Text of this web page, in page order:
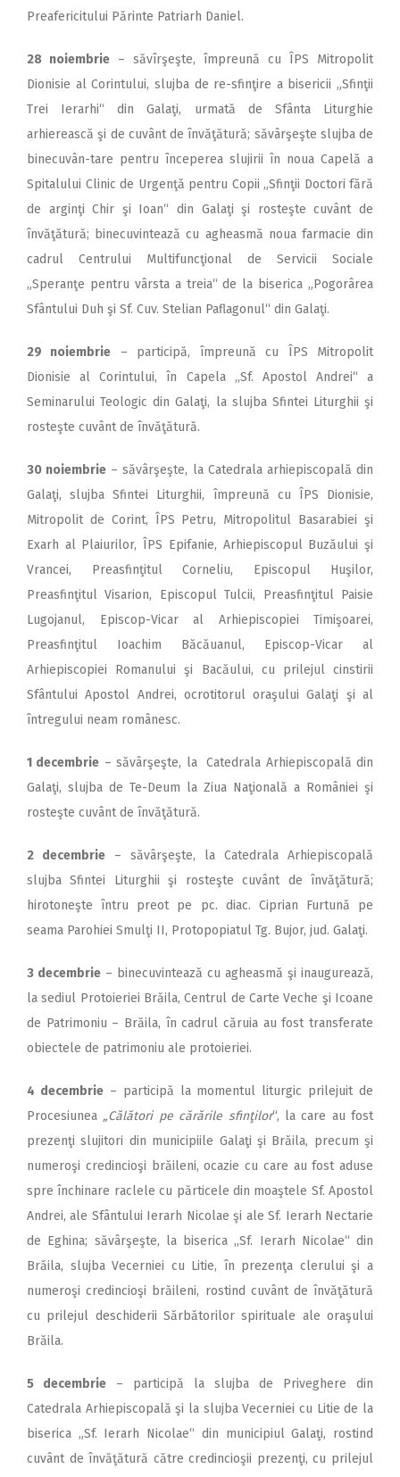
Preafericitului Părinte Patriarh Daniel.
28 noiembrie – săvîrşeşte, împreună cu ÎPS Mitropolit
Dionisie al Corintului, slujba de re-sfinţire a bisericii „Sfinţii
Trei Ierarhi“ din Galaţi, urmată de Sfânta Liturghie
arhierească şi de cuvânt de învăţătură; săvârşeşte slujba de
binecuvân-tare pentru începerea slujirii în noua Capelă a
Spitalului Clinic de Urgenţă pentru Copii „Sfinţii Doctori fără
de arginţi Chir şi Ioan“ din Galaţi şi rosteşte cuvânt de
învăţătură; binecuvintează cu agheasmă noua farmacie din
cadrul Centrului Multifuncţional de Servicii Sociale
„Speranţe pentru vârsta a treia“ de la biserica „Pogorârea
Sfântului Duh şi Sf. Cuv. Stelian Paflagonul“ din Galaţi.
29 noiembrie – participă, împreună cu ÎPS Mitropolit
Dionisie al Corintului, în Capela ,,Sf. Apostol Andrei“ a
Seminarului Teologic din Galaţi, la slujba Sfintei Liturghii şi
rosteşte cuvânt de învăţătură.
30 noiembrie – săvârşeşte, la Catedrala arhiepiscopală din
Galaţi, slujba Sfintei Liturghii, împreună cu ÎPS Dionisie,
Mitropolit de Corint, ÎPS Petru, Mitropolitul Basarabiei şi
Exarh al Plaiurilor, ÎPS Epifanie, Arhiepiscopul Buzăului şi
Vrancei, Preasfinţitul Corneliu, Episcopul Huşilor,
Preasfinţitul Visarion, Episcopul Tulcii, Preasfinţitul Paisie
Lugojanul, Episcop-Vicar al Arhiepiscopiei Timişoarei,
Preasfinţitul Ioachim Băcăuanul, Episcop-Vicar al
Arhiepiscopiei Romanului şi Bacăului, cu prilejul cinstirii
Sfântului Apostol Andrei, ocrotitorul oraşului Galaţi şi al
întregului neam românesc.
1 decembrie – săvârşeşte, la Catedrala Arhiepiscopală din
Galaţi, slujba de Te-Deum la Ziua Naţională a României şi
rosteşte cuvânt de învăţătură.
2 decembrie – săvârşeşte, la Catedrala Arhiepiscopală
slujba Sfintei Liturghii şi rosteşte cuvânt de învăţătură;
hirotoneşte întru preot pe pc. diac. Ciprian Furtună pe
seama Parohiei Smulţi II, Protopopiatul Tg. Bujor, jud. Galaţi.
3 decembrie – binecuvintează cu agheasmă şi inaugurează,
la sediul Protoieriei Brăila, Centrul de Carte Veche şi Icoane
de Patrimoniu – Brăila, în cadrul căruia au fost transferate
obiectele de patrimoniu ale protoieriei.
4 decembrie– participă la momentul liturgic prilejuit de
Procesiunea „Călători pe cărările sfinţilor“, la care au fost
prezenţi slujitori din municipiile Galaţi şi Brăila, precum şi
numeroşi credincioşi brăileni, ocazie cu care au fost aduse
spre închinare raclele cu părticele din moaştele Sf. Apostol
Andrei, ale Sfântului Ierarh Nicolae şi ale Sf. Ierarh Nectarie
de Eghina; săvârşeşte, la biserica ,,Sf. Ierarh Nicolae“ din
Brăila, slujba Vecerniei cu Litie, în prezenţa clerului şi a
numeroşi credincioşi brăileni, rostind cuvânt de învăţătură
cu prilejul deschiderii Sărbătorilor spirituale ale oraşului
Brăila.
5 decembrie – participă la slujba de Priveghere din
Catedrala Arhiepiscopală şi la slujba Vecerniei cu Litie de la
biserica „Sf. Ierarh Nicolae“ din municipiul Galaţi, rostind
cuvânt de învăţătură către credincioşii prezenţi, cu prilejul